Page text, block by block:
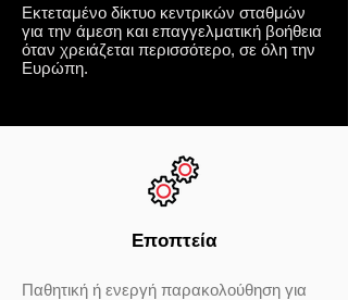
Εκτεταμένο δίκτυο κεντρικών σταθμών
για την άμεση και επαγγελματική βοήθεια
όταν χρειάζεται περισσότερο, σε όλη την
Ευρώπη.
Εποπτεία
Παθητική ή ενεργή παρακολούθηση για